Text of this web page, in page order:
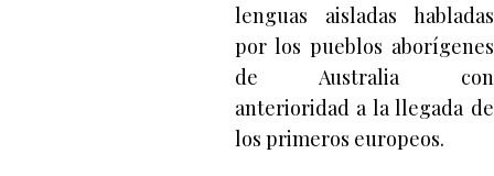
lenguas aisladas habladas
por los pueblos aborígenes
de Australia con
anterioridad a la llegada de
los primeros europeos.